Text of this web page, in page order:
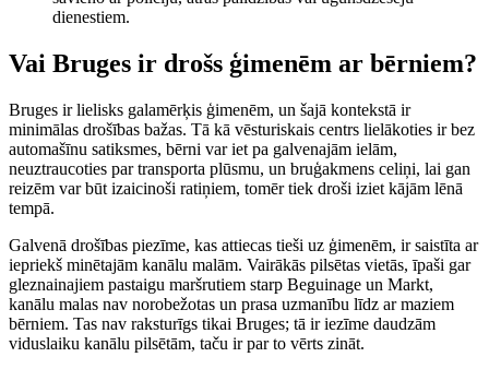
dienestiem.
Vai Bruges ir drošs ģimenēm ar bērniem?
Bruges ir lielisks galamērķis ģimenēm, un šajā kontekstā ir
minimālas drošības bažas. Tā kā vēsturiskais centrs lielākoties ir bez
automašīnu satiksmes, bērni var iet pa galvenajām ielām,
neuztraucoties par transporta plūsmu, un bruģakmens celiņi, lai gan
reizēm var būt izaicinoši ratiņiem, tomēr tiek droši iziet kājām lēnā
tempā.
Galvenā drošības piezīme, kas attiecas tieši uz ģimenēm, ir saistīta ar
iepriekš minētajām kanālu malām. Vairākās pilsētas vietās, īpaši gar
gleznainajiem pastaigu maršrutiem starp Beguinage un Markt,
kanālu malas nav norobežotas un prasa uzmanību līdz ar maziem
bērniem. Tas nav raksturīgs tikai Bruges; tā ir iezīme daudzām
viduslaiku kanālu pilsētām, taču ir par to vērts zināt.